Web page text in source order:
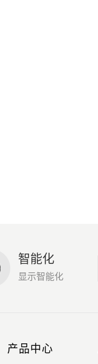
智能化
显示智能化
产品中心